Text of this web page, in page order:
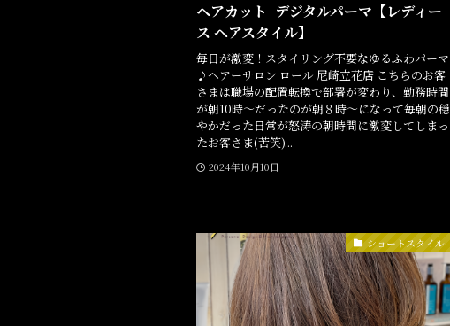
ヘアカット+デジタルパーマ【レディー
ス ヘアスタイル】
毎日が激変！スタイリング不要なゆるふわパーマ
♪ヘアーサロン ロール 尼崎立花店 こちらのお客
さまは職場の配置転換で部署が変わり、勤務時間
が朝10時～だったのが朝８時～になって毎朝の穏
やかだった日常が怒涛の朝時間に激変してしまっ
たお客さま(苦笑)...
2024年10月10日
ショートスタイル